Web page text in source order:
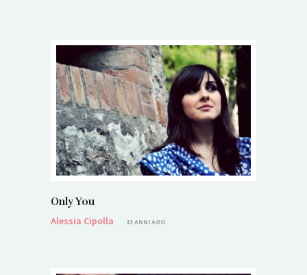
Only You
Alessia Cipolla
13 ANNI AGO